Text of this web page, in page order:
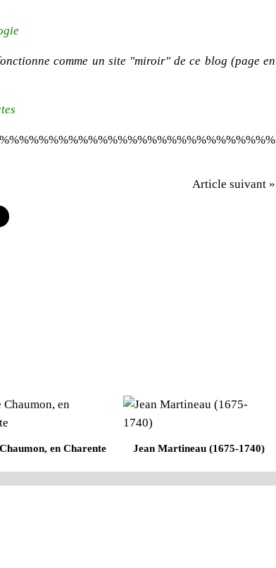
comme un site "miroir" de ce blog (page en
Article suivant »
en Charente
Jean Martineau (1675-1740)